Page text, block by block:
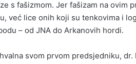
s fašizmom. Jer fašizam na ovim
već lice onih koji su tenkovima i
– od JNA do Arkanovih hordi.
svom prvom predsjedniku, dr.